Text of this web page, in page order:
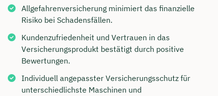
Allgefahrenversicherung minimiert das finanzielle
Risiko bei Schadensfällen.
Kundenzufriedenheit und Vertrauen in das
Versicherungsprodukt bestätigt durch positive
Bewertungen.
Individuell angepasster Versicherungsschutz für
unterschiedlichste Maschinen und